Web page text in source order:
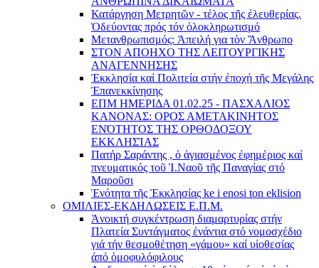
Κατάργηση Μετρητῶν - τέλος τῆς ἐλευθερίας.
Ὁδεύοντας πρός τόν ὁλοκληρωτισμό
Μετανθρωπισμός: Ἀπειλή για τὸν Ἂνθρωπο
ΣΤΟΝ ΑΠΟΗΧΟ ΤΗΣ ΛΕΙΤΟΥΡΓΙΚΗΣ
ΑΝΑΓΕΝΝΗΣΗΣ
Ἐκκλησία καί Πολιτεία στήν ἐποχή τῆς Μεγάλης
Ἐπανεκκίνησης
ΕΠΜ ΗΜΕΡΙΔΑ 01.02.25 - ΠΑΣΧΑΛΙΟΣ
ΚΑΝΟΝΑΣ: ΟΡΟΣ ΑΜΕΤΑΚΙΝΗΤΟΣ
ΕΝΌΤΗΤΟΣ ΤΗΣ ΟΡΘΟΔΟΞΟΥ
ΕΚΚΛΗΣΊΑΣ
Πατήρ Σαράντης , ὁ ἁγιασμένος ἐφημέριος καί
πνευματικός τοῦ Ἱ.Ναοῦ τῆς Παναγίας στό
Μαροῦσι
Ἑνότητα τῆς Ἐκκλησίας ke i enosi ton eklision
ΟΜΙΛΙΕΣ-ΕΚΔΗΛΩΣΕΙΣ Ε.Π.Μ.
Ἀνοικτή συγκέντρωση διαμαρτυρίας στήν
Πλατεία Συντάγματος ἐνάντια στό νομοσχέδιο
γιά τήν θεσμοθέτηση «γάμου» καί υἱοθεσίας
ἀπό ὁμοφυλόφιλους